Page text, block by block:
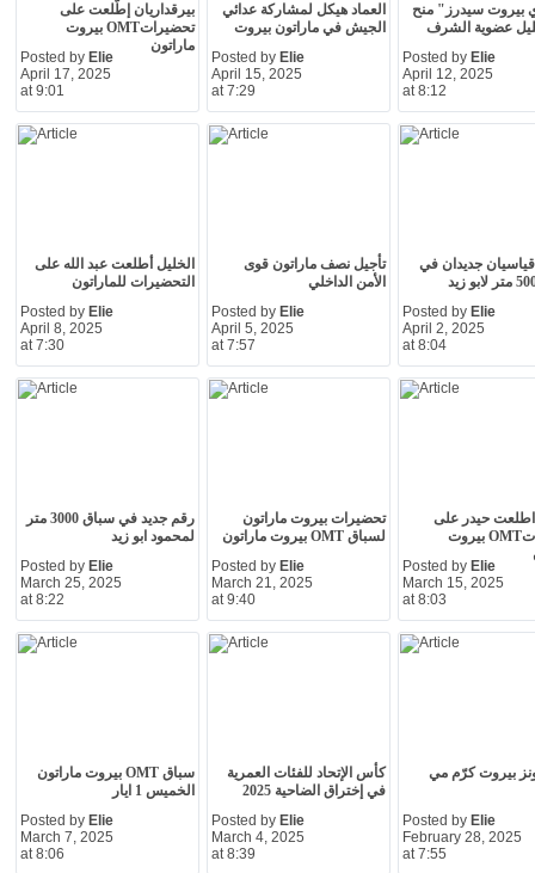
بيرقداريان إطّلعت على
تحضيراتOMT بيروت
ماراتون
Posted by Elie
April 17, 2025
at 9:01
العماد هيكل لمشاركة عدائي
الجيش في ماراتون بيروت
Posted by Elie
April 15, 2025
at 7:29
بيروت سيدرز" منح
عضوية الشرف
Posted by Elie
April 12, 2025
at 8:12
الخليل أطلعت عبد الله على
التحضيرات للماراتون
Posted by Elie
April 8, 2025
at 7:30
تأجيل نصف ماراتون قوى
الأمن الداخلي
Posted by Elie
April 5, 2025
at 7:57
جديدان في
Posted by Elie
April 2, 2025
at 8:04
رقم جديد في سباق 3000 متر
لمحمود ابو زيد
Posted by Elie
March 25, 2025
at 8:22
تحضيرات بيروت ماراتون
لسباق OMT بيروت ماراتون
Posted by Elie
March 21, 2025
at 9:40
اطلعت حيدر على
تحضيراتOMT بيروت
Posted by Elie
March 15, 2025
at 8:03
سباق OMT بيروت ماراتون
الخميس 1 ايار
Posted by Elie
March 7, 2025
at 8:06
كأس الإتحاد للفئات العمرية
في إختراق الضاحية 2025
Posted by Elie
March 4, 2025
at 8:39
بيروت كرّم مي
Posted by Elie
February 28, 2025
at 7:55